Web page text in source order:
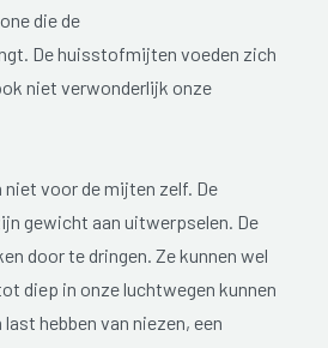
die de
De huisstofmijten voeden zich
niet verwonderlijk onze
niet voor de mijten zelf. De
gewicht aan uitwerpselen. De
door te dringen. Ze kunnen wel
diep in onze luchtwegen kunnen
hebben van niezen, een